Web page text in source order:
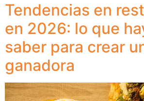
Tendencias en
en 2026: lo que
saber para crear
ganadora